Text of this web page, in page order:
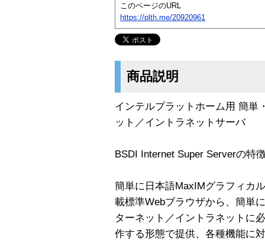
このページのURL
https://plth.me/20920961
商品説明
インテルプラットホーム用 簡単
ット／イントラネットサーバ
BSDI Internet Super Serverの特
簡単に日本語MaxIMグラフィカ
載標準Webブラウザから、簡単
ターネット／イントラネットに
作する形態で提供、各種機能に